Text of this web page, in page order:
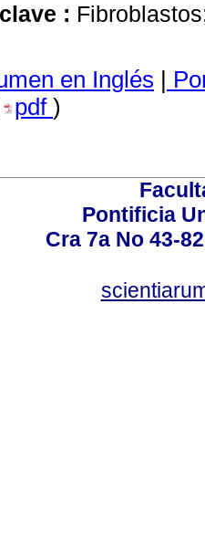
:
en Inglés |
pdf )
Pontificia
Cra 7a No 43-